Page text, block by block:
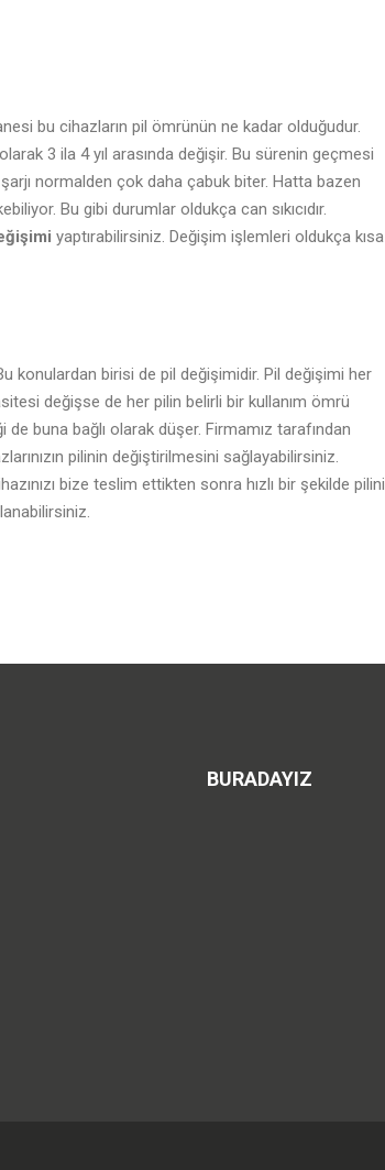
bu cihazların pil ömrünün ne kadar olduğudur.
3 ila 4 yıl arasında değişir. Bu sürenin geçmesi
normalden çok daha çabuk biter. Hatta bazen
Bu gibi durumlar oldukça can sıkıcıdır.
yaptırabilirsiniz. Değişim işlemleri oldukça kısa
konulardan birisi de pil değişimidir. Pil değişimi her
değişse de her pilin belirli bir kullanım ömrü
buna bağlı olarak düşer. Firmamız tarafından
pilinin değiştirilmesini sağlayabilirsiniz.
bize teslim ettikten sonra hızlı bir şekilde pilini
BURADAYIZ